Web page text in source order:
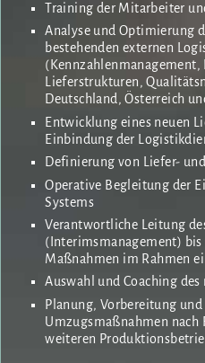
Training der Mitarbeiter
Analyse und Optimierung
bestehenden externen
Lieferstrukturen,
Deutschland, Österreich
Entwicklung eines neuen
Einbindung der
Definierung von Liefer-
Operative Begleitung der
Systems
Verantwortliche Leitung
(Interimsmanagement)
Maßnahmen im Rahmen
Auswahl und Coaching
Planung, Vorbereitung
Umzugsmaßnahmen nach
weiteren